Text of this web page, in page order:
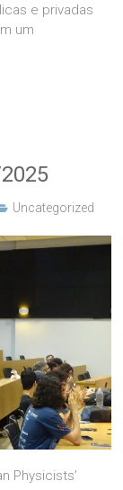
e privadas
um
Uncategorized
Physicists’